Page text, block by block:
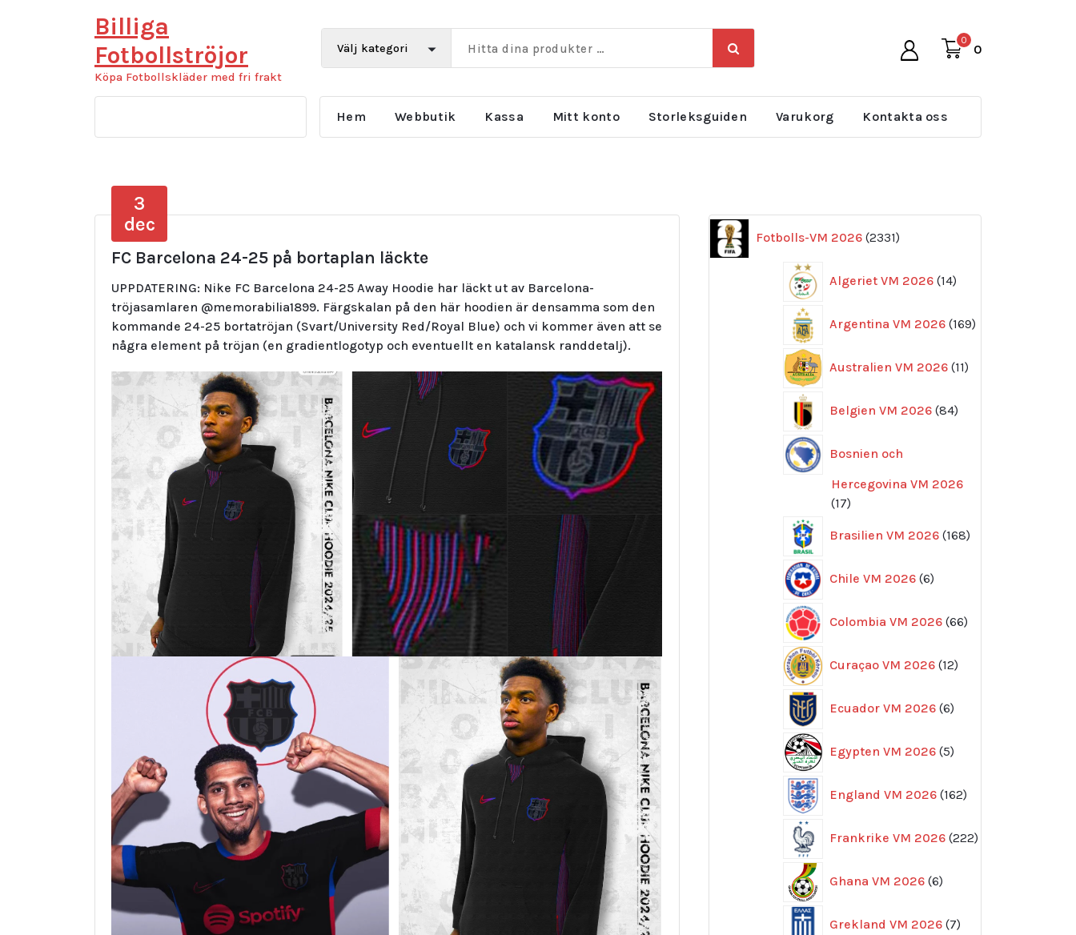
Billiga
Fotbollströjor
Köpa Fotbollskläder med fri frakt
0
0
Hem Webbutik Kassa Mitt konto Storleksguiden Varukorg Kontakta oss
3
dec
FC Barcelona 24-25 på bortaplan läckte
UPPDATERING: Nike FC Barcelona 24-25 Away Hoodie har läckt ut av Barcelona-
tröjasamlaren @memorabilia1899. Färgskalan på den här hoodien är densamma som den
kommande 24-25 bortatröjan (Svart/University Red/Royal Blue) och vi kommer även att se
några element på tröjan (en gradientlogotyp och eventuellt en katalansk randdetalj).
Fotbolls-VM 2026 2331
produkter
Algeriet VM 2026 14
produkter
Argentina VM 2026 169
produkter
Australien VM 2026 11
produkter
Belgien VM 2026 84
produkter
Bosnien och
Hercegovina VM 2026
1717
Brasilien VM 2026 168
produkter
Chile VM 2026 6
produkter
Colombia VM 2026 66
produkter
Curaçao VM 2026 12
produkter
Ecuador VM 2026 6
produkter
Egypten VM 2026 5
produkter
England VM 2026 162
produkter
Frankrike VM 2026 222
produkter
Ghana VM 2026 6
produkter
Grekland VM 2026 7